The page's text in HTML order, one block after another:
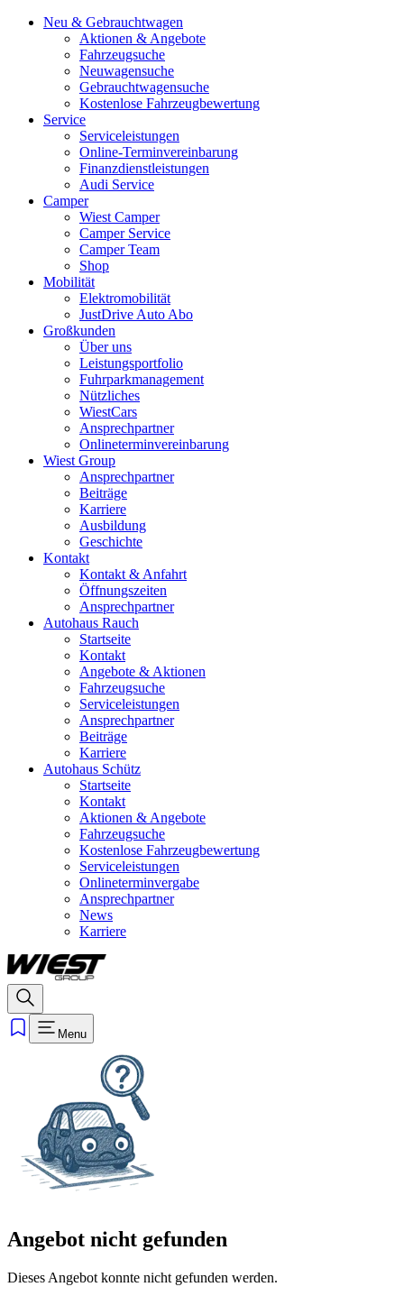
Neu & Gebrauchtwagen
Aktionen & Angebote
Fahrzeugsuche
Neuwagensuche
Gebrauchtwagensuche
Kostenlose Fahrzeugbewertung
Service
Serviceleistungen
Online-Terminvereinbarung
Finanzdienstleistungen
Audi Service
Camper
Wiest Camper
Camper Service
Camper Team
Shop
Mobilität
Elektromobilität
JustDrive Auto Abo
Großkunden
Über uns
Leistungsportfolio
Fuhrparkmanagement
Nützliches
WiestCars
Ansprechpartner
Onlineterminvereinbarung
Wiest Group
Ansprechpartner
Beiträge
Karriere
Ausbildung
Geschichte
Kontakt
Kontakt & Anfahrt
Öffnungszeiten
Ansprechpartner
Autohaus Rauch
Startseite
Kontakt
Angebote & Aktionen
Fahrzeugsuche
Serviceleistungen
Ansprechpartner
Beiträge
Karriere
Autohaus Schütz
Startseite
Kontakt
Aktionen & Angebote
Fahrzeugsuche
Kostenlose Fahrzeugbewertung
Serviceleistungen
Onlineterminvergabe
Ansprechpartner
News
Karriere
Menu
Angebot nicht gefunden
Dieses Angebot konnte nicht gefunden werden.